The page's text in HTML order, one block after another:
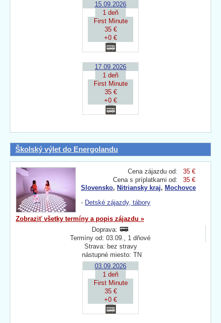
15.09.2026
1 deň
First Minute
35 €
+0 €
17.09.2026
1 deň
First Minute
35 €
+0 €
Školský výlet do Energolandu
Cena zájazdu od:
35 €
Cena s príplatkami od:
35 €
Slovensko, Nitriansky kraj, Mochovce
- Detské zájazdy, tábory
Zobraziť všetky termíny a popis zájazdu »
Doprava:
Termíny od: 03.09., 1 dňové
Strava: bez stravy
nástupné miesto: TN
03.09.2026
1 deň
First Minute
35 €
+0 €